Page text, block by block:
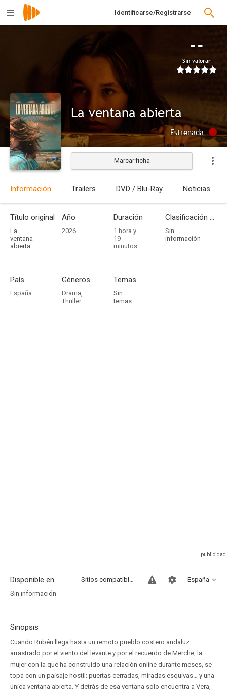
Identificarse/Registrarse
--
Sin valorar
La ventana abierta
Estrenada
Marcar ficha
Información Trailers DVD / Blu-Ray Noticias
Título original
La
ventana
abierta
Año
2026
Duración
1 hora y
19
minutos
Clasificación por edades
Sin
información
País
España
Géneros
Drama,
Thriller
Temas
Sin
temas
Disponible en... España
Sitios compatibles
Sin información
Sinopsis
Cuando Rubén llega hasta un remoto pueblo costero andaluz
arrastrado por el viento del levante y por el recuerdo de Merche, la
mujer con la que ha construido una relación online durante meses, se
topa con un paisaje hostil: puertas cerradas, miradas esquivas… y una
única ventana abierta. Y detrás de esa ventana solo encuentra a Vera,